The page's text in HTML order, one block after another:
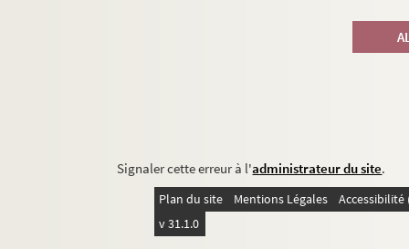
Signaler cette erreur à l'administrateur du site.
Plan du site Mentions Légales
v 31.1.0